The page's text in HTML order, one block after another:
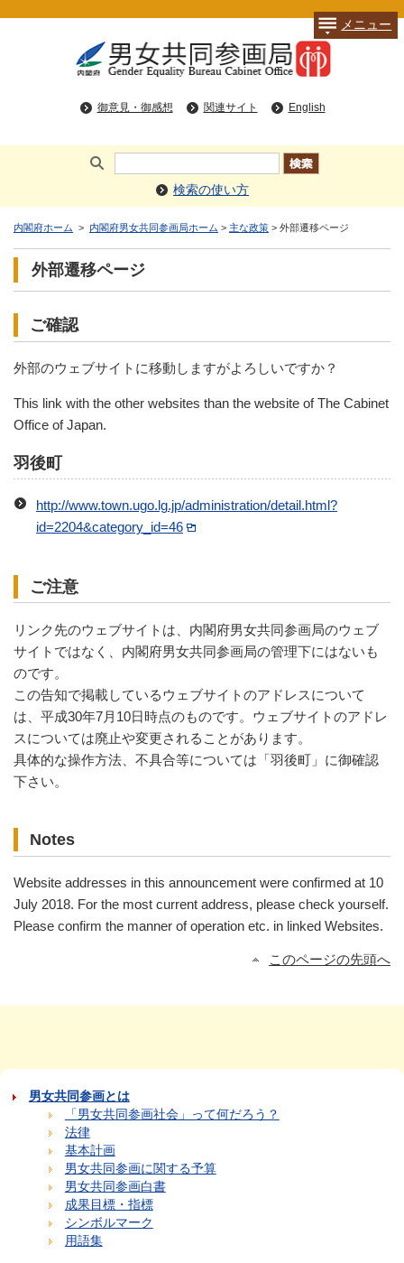
御意見・御感想 関連サイト English
メニュー
検索の使い方
内閣府ホーム > 内閣府男女共同参画局ホーム > 主な政策 > 外部遷移ページ
外部遷移ページ
ご確認
外部のウェブサイトに移動しますがよろしいですか？
This link with the other websites than the website of The Cabinet
Office of Japan.
羽後町
http://www.town.ugo.lg.jp/administration/detail.html?
id=2204&category_id=46
ご注意
リンク先のウェブサイトは、内閣府男女共同参画局のウェブ
サイトではなく、内閣府男女共同参画局の管理下にはないも
のです。
この告知で掲載しているウェブサイトのアドレスについて
は、平成30年7月10日時点のものです。ウェブサイトのアドレ
スについては廃止や変更されることがあります。
具体的な操作方法、不具合等については「羽後町」に御確認
下さい。
Notes
Website addresses in this announcement were confirmed at 10
July 2018. For the most current address, please check yourself.
Please confirm the manner of operation etc. in linked Websites.
このページの先頭へ
男女共同参画とは
「男女共同参画社会」って何だろう？
法律
基本計画
男女共同参画に関する予算
男女共同参画白書
成果目標・指標
シンボルマーク
用語集